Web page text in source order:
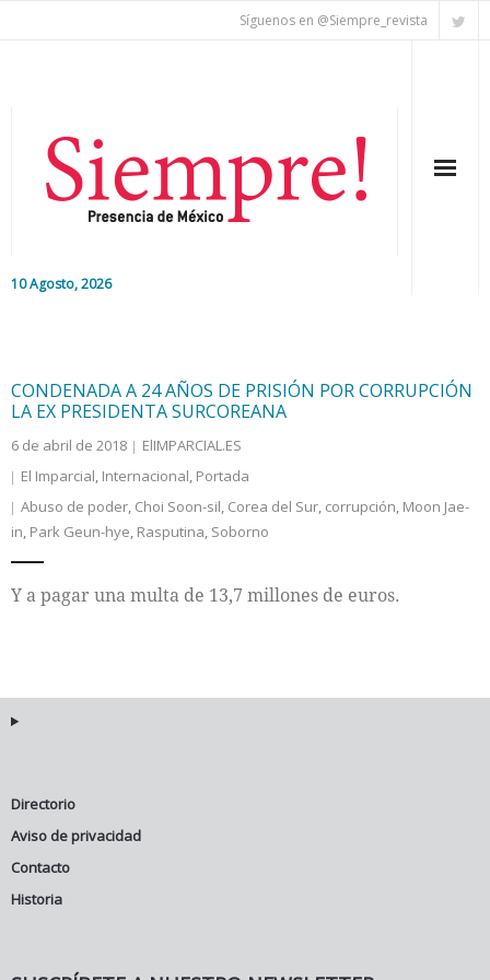
Síguenos en @Siempre_revista
10 Agosto, 2026
Colaboradores
Internacional
Cultura
CONDENADA A 24 AÑOS DE PRISIÓN POR CORRUPCIÓN
LA EX PRESIDENTA SURCOREANA
6 de abril de 2018
ElIMPARCIAL.ES
El Imparcial, Internacional, Portada
Abuso de poder, Choi Soon-sil, Corea del Sur, corrupción, Moon Jae-
in, Park Geun-hye, Rasputina, Soborno
Y a pagar una multa de 13,7 millones de euros.
Directorio
Aviso de privacidad
Contacto
Historia